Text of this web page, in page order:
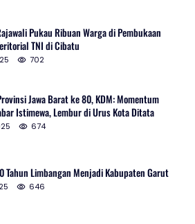
Pukau Ribuan Warga di Pembukaan
TNI di Cibatu
702
Jawa Barat ke 80, KDM: Momentum
Istimewa, Lembur di Urus Kota Ditata
674
Tahun Limbangan Menjadi Kabupaten Garut
646